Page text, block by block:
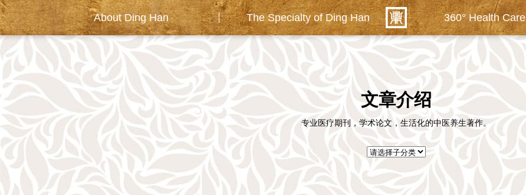
About Ding Han The Specialty of Ding Han 360° Health Care
文章介绍
专业医疗期刊，学术论文，生活化的中医养生著作。